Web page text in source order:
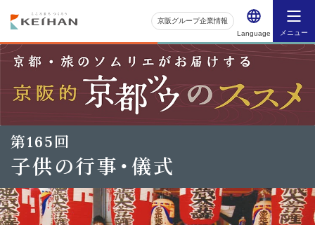
Language メニュー
京阪グループ企業情報
第165回
子供の行事・儀式